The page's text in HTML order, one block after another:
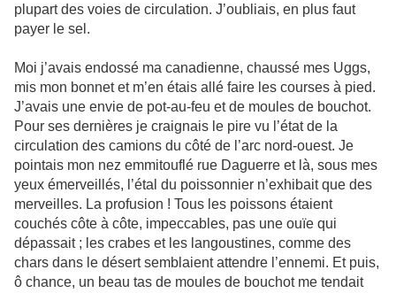
plupart des voies de circulation. J’oubliais, en plus faut
payer le sel.
Moi j’avais endossé ma canadienne, chaussé mes Uggs,
mis mon bonnet et m’en étais allé faire les courses à pied.
J’avais une envie de pot-au-feu et de moules de bouchot.
Pour ses dernières je craignais le pire vu l’état de la
circulation des camions du côté de l’arc nord-ouest. Je
pointais mon nez emmitouflé rue Daguerre et là, sous mes
yeux émerveillés, l’étal du poissonnier n’exhibait que des
merveilles. La profusion ! Tous les poissons étaient
couchés côte à côte, impeccables, pas une ouïe qui
dépassait ; les crabes et les langoustines, comme des
chars dans le désert semblaient attendre l’ennemi. Et puis,
ô chance, un beau tas de moules de bouchot me tendait